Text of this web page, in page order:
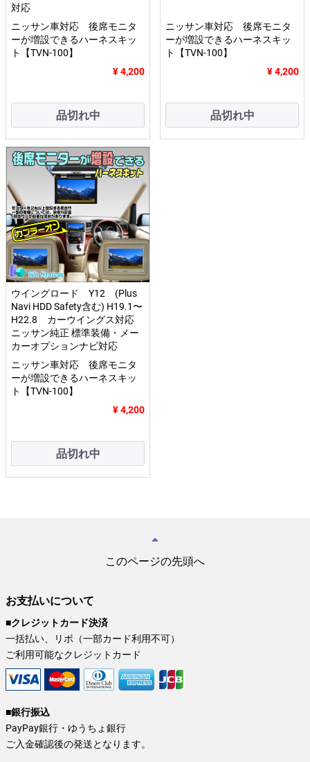
対応
ニッサン車対応 後席モニタ
ーが増設できるハーネスキッ
ト【TVN-100】
¥ 4,200
品切れ中
ニッサン車対応 後席モニタ
ーが増設できるハーネスキッ
ト【TVN-100】
¥ 4,200
品切れ中
ウイングロード Y12 (Plus
Navi HDD Safety含む) H19.1〜
H22.8 カーウイングス対応
ニッサン純正 標準装備・メー
カーオプションナビ対応
ニッサン車対応 後席モニタ
ーが増設できるハーネスキッ
ト【TVN-100】
¥ 4,200
品切れ中
このページの先頭へ
お支払いについて
■クレジットカード決済
一括払い、リボ（一部カード利用不可）
ご利用可能なクレジットカード
■銀行振込
PayPay銀行・ゆうちょ銀行
ご入金確認後の発送となります。